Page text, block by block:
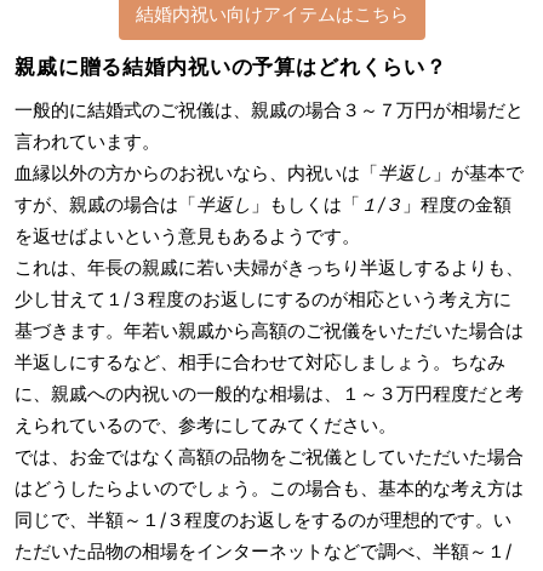
結婚内祝い向けアイテムはこちら
親戚に贈る結婚内祝いの予算はどれくらい？
一般的に結婚式のご祝儀は、親戚の場合３～７万円が相場だと
言われています。
血縁以外の方からのお祝いなら、内祝いは「半返し 」が基本で
すが、親戚の場合は「半返し 」もしくは「 １/３ 」程度の金額
を返せばよいという意見もあるようです。
これは、年長の親戚に若い夫婦がきっちり半返しするよりも、
少し甘えて１/３程度のお返しにするのが相応という考え方に
基づきます。年若い親戚から高額のご祝儀をいただいた場合は
半返しにするなど、相手に合わせて対応しましょう。ちなみ
に、親戚への内祝いの一般的な相場は、１～３万円程度だと考
えられているので、参考にしてみてください。
では、お金ではなく高額の品物をご祝儀としていただいた場合
はどうしたらよいのでしょう。この場合も、基本的な考え方は
同じで、半額～１/３程度のお返しをするのが理想的です。い
ただいた品物の相場をインターネットなどで調べ、半額～１/